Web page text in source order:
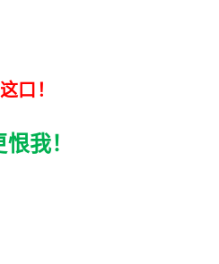
口！
我！